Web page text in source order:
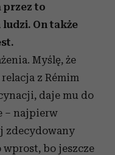
przez to
On także
Myślę, że
z Rémim
daje mu do
– najpierw
zdecydowany
wprost, bo jeszcze